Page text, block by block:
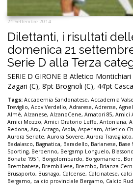
21 Settembre 2014
Dilettanti, i risultati
domenica 21
Serie D alla Terza
SERIE D GIRONE B Atletico
Zagari (C), 8’pt Brognoli (C), 44’pt
Tags: Accademia Sandonatese, Accademia
Treviglio, Acov Verdello, Adrarese, Adrense,
Almè, Alzanese, AlzanoCene, Amatori 85, Amici
Amici Mozzo, Amici Oratorio Leffe, Antoniana,
Redona, Arx, Arzago, Asola, Asperiam, Atletico
Aurora Seriate, Aurora Sovere, Aurora Travagliato,
Badalasco, Bagnatica, Baradello, Barianese, Base
Sporting, Berbenno, Bergamp Longuelo, Biassono
Bonate 1951, Borgolombardo, Borgomanero,
Brembatese, Brembillese, Brembo, Brianza
Brusaporto, Busnago, Calcense, Calcinatese,
Bergamo, calcio provinciale Bergamo, Calcio